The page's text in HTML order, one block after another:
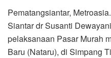
Pematangsiantar,
Siantar dr Susanti
pelaksanaan Pasar Murah
Baru (Nataru), di Simpang